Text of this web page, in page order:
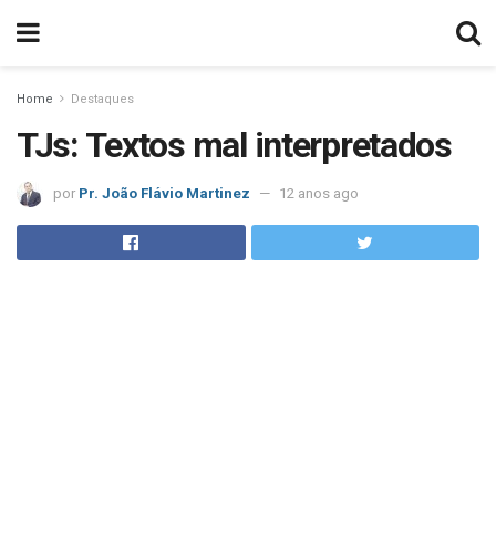
Home Destaques
TJs: Textos mal interpretados
por Pr. João Flávio Martinez 12 anos ago